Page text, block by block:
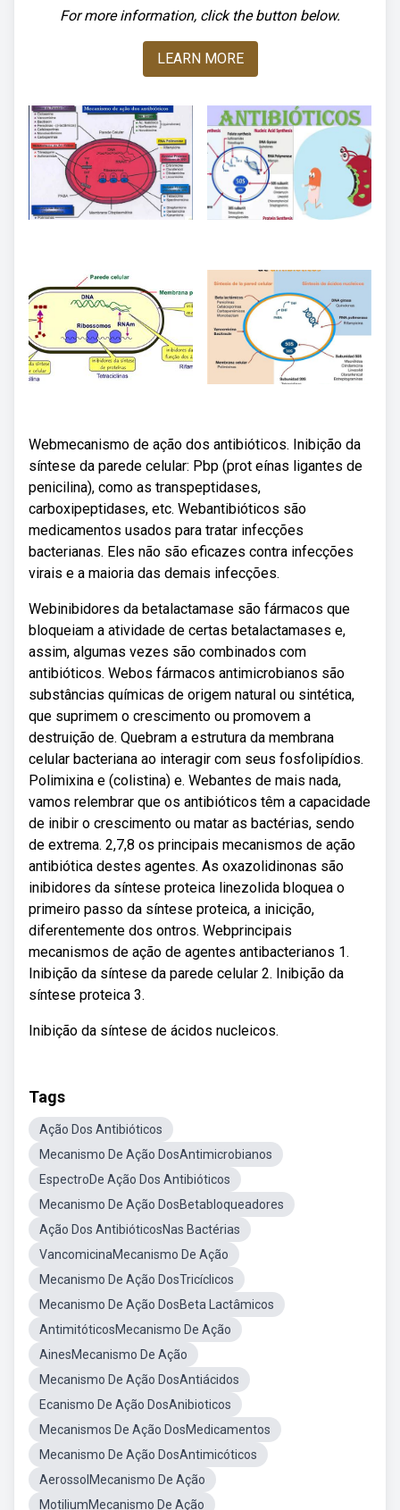
For more information, click the button below.
LEARN MORE
Webmecanismo de ação dos antibióticos. Inibição da
síntese da parede celular: Pbp (prot eínas ligantes de
penicilina), como as transpeptidases,
carboxipeptidases, etc. Webantibióticos são
medicamentos usados para tratar infecções
bacterianas. Eles não são eficazes contra infecções
virais e a maioria das demais infecções.
Webinibidores da betalactamase são fármacos que
bloqueiam a atividade de certas betalactamases e,
assim, algumas vezes são combinados com
antibióticos. Webos fármacos antimicrobianos são
substâncias químicas de origem natural ou sintética,
que suprimem o crescimento ou promovem a
destruição de. Quebram a estrutura da membrana
celular bacteriana ao interagir com seus fosfolipídios.
Polimixina e (colistina) e. Webantes de mais nada,
vamos relembrar que os antibióticos têm a capacidade
de inibir o crescimento ou matar as bactérias, sendo
de extrema. 2,7,8 os principais mecanismos de ação
antibiótica destes agentes. As oxazolidinonas são
inibidores da síntese proteica linezolida bloquea o
primeiro passo da síntese proteica, a inicição,
diferentemente dos ontros. Webprincipais
mecanismos de ação de agentes antibacterianos 1.
Inibição da síntese da parede celular 2. Inibição da
síntese proteica 3.
Inibição da síntese de ácidos nucleicos.
Tags
Ação Dos Antibióticos
Mecanismo De Ação DosAntimicrobianos
EspectroDe Ação Dos Antibióticos
Mecanismo De Ação DosBetabloqueadores
Ação Dos AntibióticosNas Bactérias
VancomicinaMecanismo De Ação
Mecanismo De Ação DosTricíclicos
Mecanismo De Ação DosBeta Lactâmicos
AntimitóticosMecanismo De Ação
AinesMecanismo De Ação
Mecanismo De Ação DosAntiácidos
Ecanismo De Ação DosAnibioticos
Mecanismos De Ação DosMedicamentos
Mecanismo De Ação DosAntimicóticos
AerossolMecanismo De Ação
MotiliumMecanismo De Ação